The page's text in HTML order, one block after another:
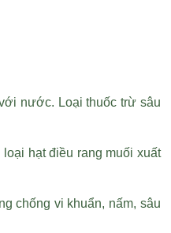
nước. Loại thuốc trừ sâu
loại hạt điều rang muối xuất
chống vi khuẩn, nấm, sâu